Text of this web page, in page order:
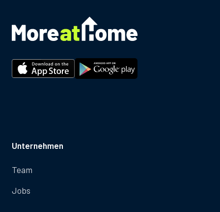
Unternehmen
Team
Jobs